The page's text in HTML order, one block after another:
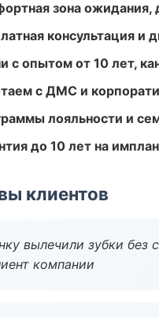
зона ожидания,
консультация и
с опытом от 10 лет,
с ДМС и
лояльности и
до 10 лет на
клиентов
вылечили зубки
компании